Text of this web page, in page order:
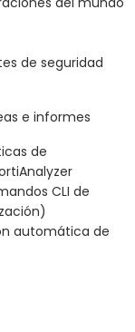
de seguridad
e informes
de
CLI de
automática de